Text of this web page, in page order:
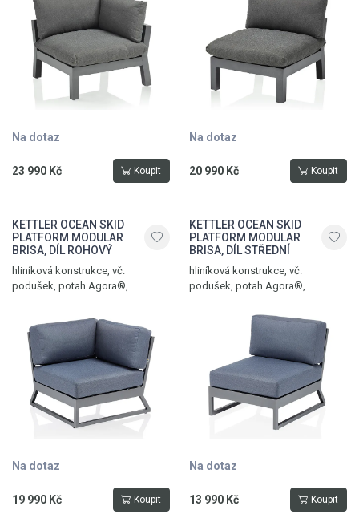
kg, antracit matt – grafit
Na dotaz
23 990 Kč Koupit
kg, antracit matt – grafit
Na dotaz
20 990 Kč Koupit
KETTLER OCEAN SKID
PLATFORM MODULAR
BRISA, DÍL ROHOVÝ
hliníková konstrukce, vč.
podušek, potah Agora®,
hmotnost 17 kg, nosnost 150 kg,
antracit matte – brisa
Na dotaz
19 990 Kč Koupit
KETTLER OCEAN SKID
PLATFORM MODULAR
BRISA, DÍL STŘEDNÍ
hliníková konstrukce, vč.
podušek, potah Agora®,
antracit matte – brisa
Na dotaz
13 990 Kč Koupit